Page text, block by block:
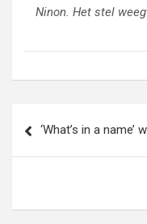
Ninon. Het stel
navigatie
‘What’s in a name’